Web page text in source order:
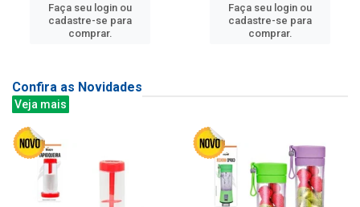
Faça seu login ou
cadastre-se para
comprar.
Faça seu login ou
cadastre-se para
comprar.
Confira as Novidades
Veja mais